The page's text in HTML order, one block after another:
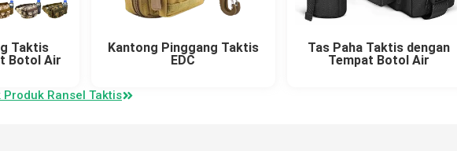
Taktis
Botol Air
Kantong Pinggang Taktis
EDC
Tas Paha Taktis dengan
Tempat Botol Air
Ransel Taktis